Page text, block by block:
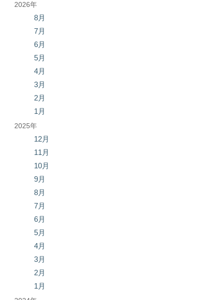
2026年
8月
7月
6月
5月
4月
3月
2月
1月
2025年
12月
11月
10月
9月
8月
7月
6月
5月
4月
3月
2月
1月